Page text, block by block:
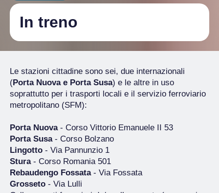
In treno
Le stazioni cittadine sono sei, due internazionali
(Porta Nuova e Porta Susa) e le altre in uso
soprattutto per i trasporti locali e il servizio ferroviario
metropolitano (SFM):
Porta Nuova- Corso Vittorio Emanuele II 53
Porta Susa- Corso Bolzano
Lingotto - Via Pannunzio 1
Stura- Corso Romania 501
Rebaudengo Fossata- Via Fossata
Grosseto - Via Lulli